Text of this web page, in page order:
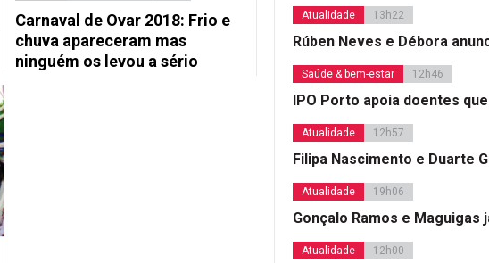
Carnaval de Ovar 2018: Frio e
chuva apareceram mas
ninguém os levou a sério
Atualidade 13h22
Rúben Neves e Débora
Saúde & bem-estar 12h46
IPO Porto apoia doentes
Atualidade 12h57
Filipa Nascimento e Duarte
Atualidade 19h06
Gonçalo Ramos e Maguigas
Atualidade 12h00